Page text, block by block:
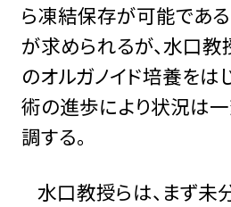
ら凍結保存が可能である
が求められるが、水口教
のオルガノイド培養をは
術の進歩により状況は一
調する。
水口教授らは、まず未